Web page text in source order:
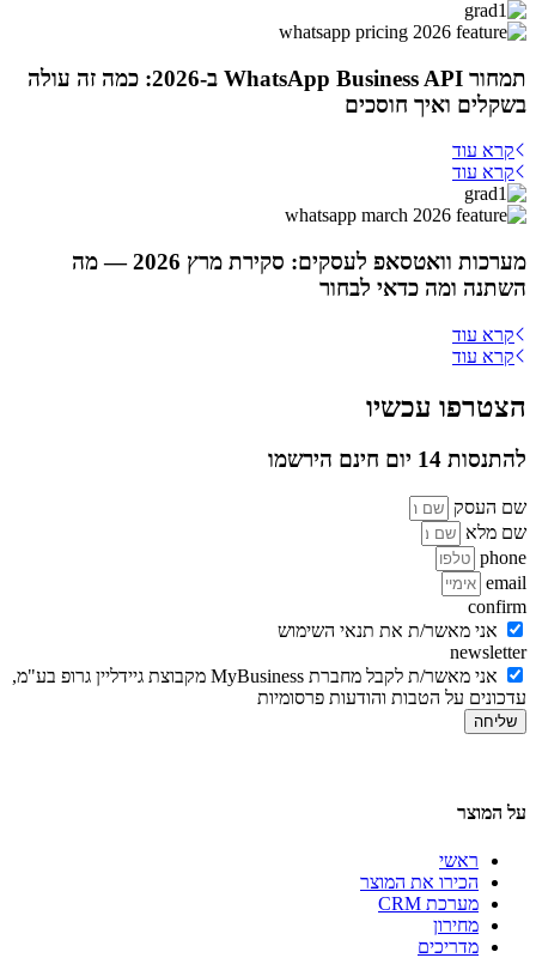
תמחור WhatsApp Business API ב-2026: כמה זה עולה
בשקלים ואיך חוסכים
קרא עוד
קרא עוד
מערכות וואטסאפ לעסקים: סקירת מרץ 2026 — מה
השתנה ומה כדאי לבחור
קרא עוד
קרא עוד
הצטרפו עכשיו
להתנסות 14 יום חינם הירשמו
שם העסק
שם מלא
phone
email
confirm
אני מאשר/ת את תנאי השימוש
newsletter
אני מאשר/ת לקבל מחברת MyBusiness מקבוצת גיידליין גרופ בע"מ,
עדכונים על הטבות והודעות פרסומיות
שליחה
על המוצר
ראשי
הכירו את המוצר
מערכת CRM
מחירון
מדריכים